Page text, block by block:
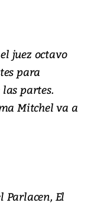
juez octavo
para
partes.
Mitchel va a
Parlacen, El